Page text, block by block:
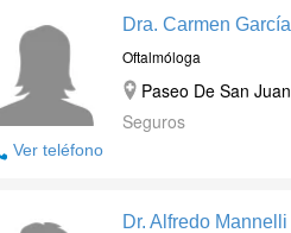
Ver teléfono
Dra. Carmen
Oftalmóloga
Paseo De San
Seguros
Dr. Alfredo Mannelli